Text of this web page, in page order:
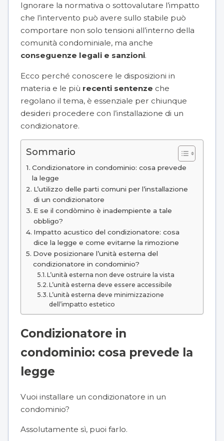
Ignorare la normativa o sottovalutare l’impatto
che l’intervento può avere sullo stabile può
comportare non solo tensioni all’interno della
comunità condominiale, ma anche
conseguenze legali e sanzioni.
Ecco perché conoscere le disposizioni in
materia e le più recenti sentenze che
regolano il tema, è essenziale per chiunque
desideri procedere con l’installazione di un
condizionatore.
Sommario
Condizionatore in condominio: cosa prevede
la legge
L’utilizzo delle parti comuni per l’installazione
di un condizionatore
E se il condòmino è inadempiente a tale
obbligo?
Impatto acustico del condizionatore: cosa
dice la legge e come evitarne la rimozione
Dove posizionare l’unità esterna del
condizionatore in condominio?
L’unità esterna non deve ostruire la vista
L’unità esterna deve essere accessibile
L’unità esterna deve minimizzazione
dell’impatto estetico
Condizionatore in
condominio: cosa prevede la
legge
Vuoi installare un condizionatore in un
condominio?
Assolutamente sì, puoi farlo.